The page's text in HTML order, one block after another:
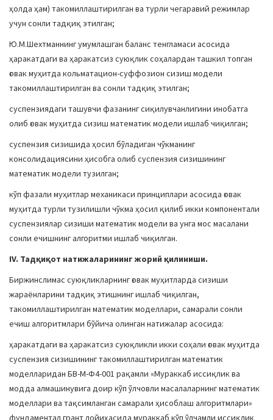
ҳолда ҳам) такомиллаштирилган ва турли чегаравий режимлар
учун сонли тадқиқ этилган;
Ю.М.Шехтманнинг умумлашган баланс тенгламаси асосида
ҳаракатдаги ва ҳаракатсиз суюқлик соҳалардан ташкил топган
ғовак муҳитда кольматацион-суффозион сизиш модели
такомиллаштирилган ва сонли тадқиқ этилган;
суспензиядаги ташувчи фазанинг сиқилувчанлигини инобатга
олиб ғовак муҳитда сизиш математик модели ишлаб чиқилган;
суспензия сизишида ҳосил бўладиган чўкманинг
консолидациясини ҳисобга олиб суспензия сизишининг
математик модели тузилган;
кўп фазали муҳитлар механикаси принциплари асосида ғовак
муҳитда турли тузилишли чўкма ҳосил қилиб икки компонентали
суспензиялар сизиши математик модели ва унга мос масалани
сонли ечишнинг алгоритми ишлаб чиқилган.
IV. Тадқиқот натижаларининг жорий қилиниши.
Биржинслимас суюқликларнинг ғовак муҳитларда сизиши
жараёнларини тадқиқ этишнинг ишлаб чиқилган,
такомиллаштирилган математик моделлари, самарали сонли
ечиш алгоритмлари бўйича олинган натижалар асосида:
ҳаракатдаги ва ҳаракатсиз суюқликли икки соҳали ғовак муҳитда
суспензия сизишининг такомиллаштирилган математик
моделларидан БВ-М-Ф4-001 рақамли «Мураккаб иссиқлик ва
модда алмашинувига доир кўп ўлчовли масалаларнинг математик
моделлари ва тақсимланган самарали ҳисоблаш алгоритмлари»
фундаментал грант лойиҳасида мураккаб кўп ўлчамли иссиқлик